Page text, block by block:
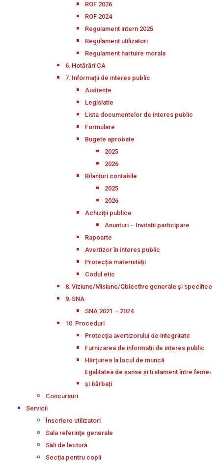
ROF 2026
ROF 2024
Regulament intern 2025
Regulament utilizatori
Regulament hartuire morala
6. Hotărâri CA
7. Informații de interes public
Audiențe
Legislatie
Lista documentelor de interes public
Formulare
Bugete aprobate
2025
2026
Bilanțuri contabile
2025
2026
Achiziții publice
Anunturi – Invitatii participare
Rapoarte
Avertizor în interes public
Protecția maternității
Codul etic
8. Viziune/Misiune/Obiective generale și specifice
9. SNA
SNA 2021 – 2024
10. Proceduri
Protecția avertizorului de integritate
Furnizarea de informații de interes public
Hărțuirea la locul de muncă
Egalitatea de șanse și tratament între femei
și bărbați
Concursuri
Servicii
Înscriere utilizatori
Sala referinţe generale
Săli de lectură
Secţia pentru copii